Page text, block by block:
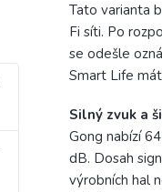
Tato varianta
Fi síti. Po
se odešle
Smart Life
Silný zvuk a
Gong nabízí
dB. Dosah
výrobních hal